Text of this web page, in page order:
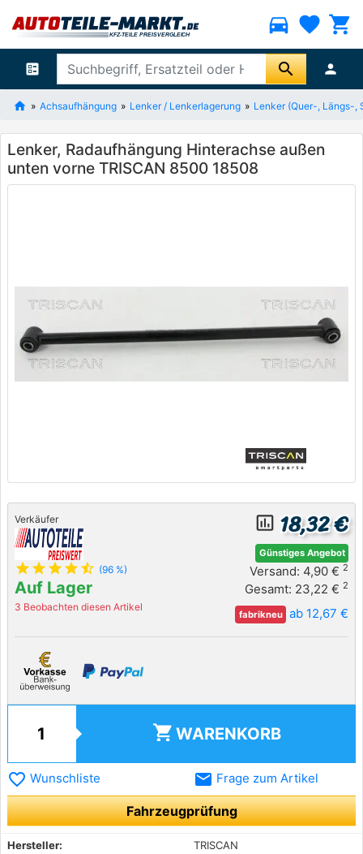
directions_car favorite shopping_cart
ballot search person
Achsaufhängung Lenker / Lenkerlagerung Lenker (Quer-, Längs-,
Lenker, Radaufhängung Hinterachse außen
unten vorne TRISCAN 8500 18508
Verkäufer
star star star star star_half (96 %)
Auf Lager
3 Beobachten diesen Artikel
insert_chart_outlined 18,32 €
Günstiges Angebot
Versand: 4,90 € 2
Gesamt: 23,22 € 2
fabrikneu ab 12,67 €
shopping_cart WARENKORB
favorite_border Wunschliste email Frage zum Artikel
Fahrzeugprüfung
Hersteller:
TRISCAN